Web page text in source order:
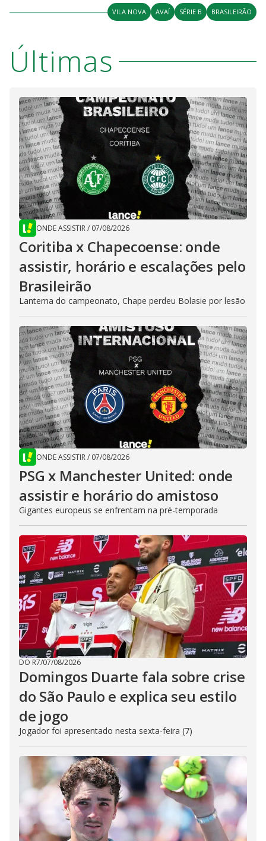
VILA NOVA AVAÍ SÉRIE B BRASILEIRÃO
Últimas
ONDE ASSISTIR/ 07/08/2026
Coritiba x Chapecoense: onde
assistir, horário e escalações pelo
Brasileirão
Lanterna do campeonato, Chape perdeu Bolasie por lesão
ONDE ASSISTIR/ 07/08/2026
PSG x Manchester United: onde
assistir e horário do amistoso
Gigantes europeus se enfrentam na pré-temporada
DO R7/07/08/2026
Domingos Duarte fala sobre crise
do São Paulo e explica seu estilo
de jogo
Jogador foi apresentado nesta sexta-feira (7)